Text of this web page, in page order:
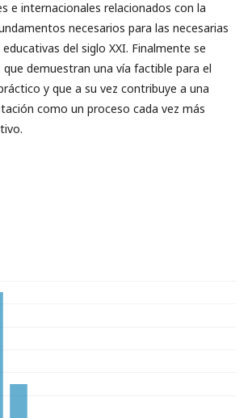
e internacionales relacionados con la
necesarios para las necesarias
del siglo XXI. Finalmente se
demuestran una vía factible para el
y que a su vez contribuye a una
como un proceso cada vez más